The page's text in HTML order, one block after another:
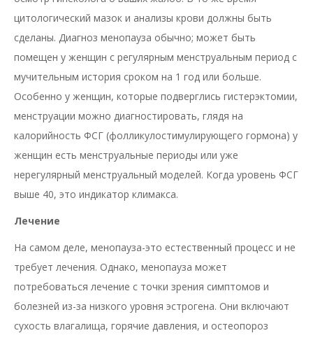
цитологический мазок и анализы крови должны быть
сделаны. Диагноз менопауза обычно; может быть
помещен у женщин с регулярным менструальным период с
мучительным история сроком на 1 год или больше.
Особенно у женщин, которые подверглись гистерэктомии,
менструации можно диагностировать, глядя на
калорийность ФСГ (фолликулостимулирующего гормона) у
женщин есть менструальные периоды или уже
нерегулярный менструальный моделей. Когда уровень ФСГ
выше 40, это индикатор климакса.
Лечение
На самом деле, менопауза-это естественный процесс и не
требует лечения. Однако, менопауза может
потребоваться лечение с точки зрения симптомов и
болезней из-за низкого уровня эстрогена. Они включают
сухость влагалища, горячие давления, и остеопороз